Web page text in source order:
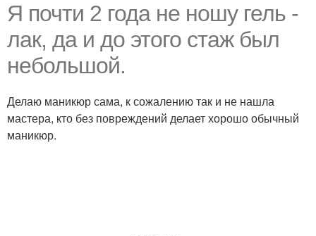
Я почти 2 года не ношу гель -
лак, да и до этого стаж был
небольшой.
Делаю маникюр сама, к сожалению так и не нашла
мастера, кто без повреждений делает хорошо обычный
маникюр.